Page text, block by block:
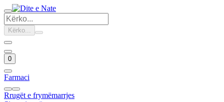
Kërko...
0
Farmaci
Rrugët e frymëmarrjes